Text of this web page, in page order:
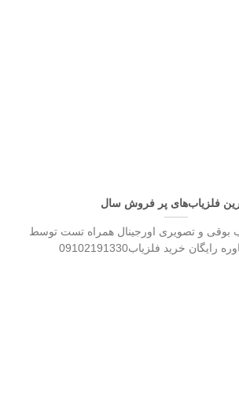
فلزیاب‌های پر فروش سال
بوقی و تصویری اورجینال همراه تست توسط
خرید فلزیاب09102191330